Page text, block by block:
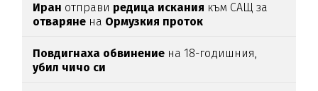
Иран отправи редица искания към САЩ за
отваряне на Ормузкия проток
Повдигнаха обвинение на 18-годишния,
убил чичо си